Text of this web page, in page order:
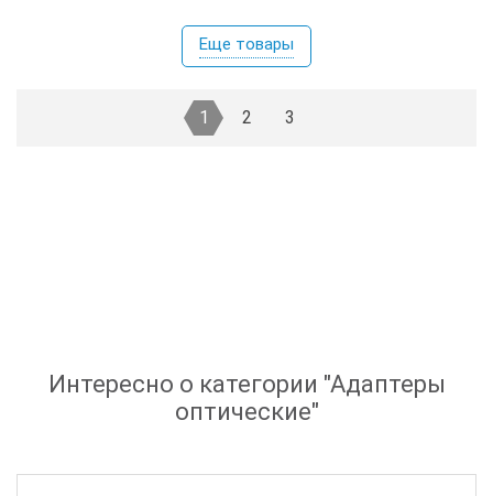
Еще товары
1 2 3
Интересно о категории "Адаптеры
оптические"